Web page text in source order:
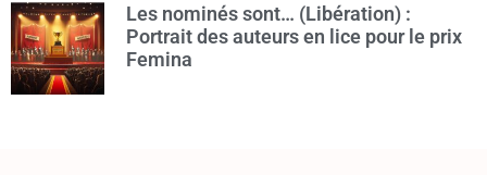
Les nominés sont… (Libération) :
Portrait des auteurs en lice pour le prix
Femina